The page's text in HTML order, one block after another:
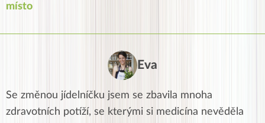
místo
Eva
Se změnou jídelníčku jsem se zbavila mnoha
zdravotních potíží, se kterými si medicína nevěděla